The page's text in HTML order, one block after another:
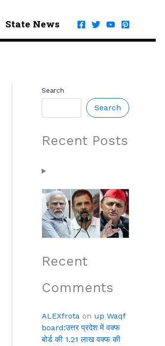
State News
Search
Search
Recent Posts
Recent
Comments
ALEXfrota on up Waqf
board:उत्तर प्रदेश में वक्फ
बोर्ड की 1.21 लाख वक्फ की